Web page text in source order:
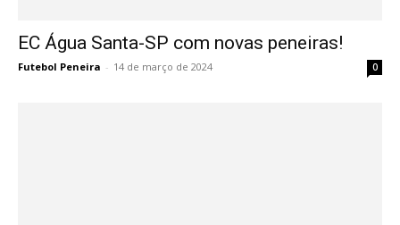
EC Água Santa-SP com novas peneiras!
Futebol Peneira - 14 de março de 2024 0